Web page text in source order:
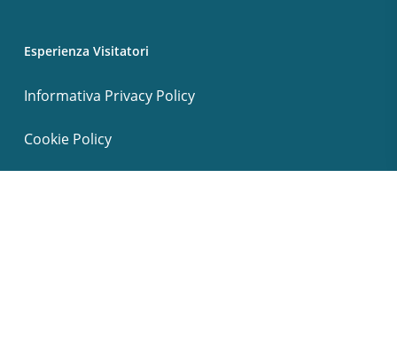
Esperienza Visitatori
Informativa Privacy Policy
Cookie Policy